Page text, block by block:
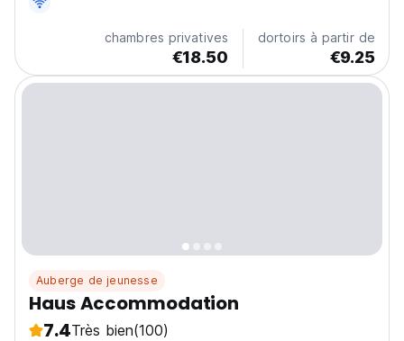
chambres privatives
€18.50
dortoirs à partir de
€9.25
Auberge de jeunesse
Haus Accommodation
7.4Très bien(100)